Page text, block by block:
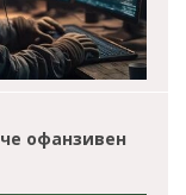
офанзивен